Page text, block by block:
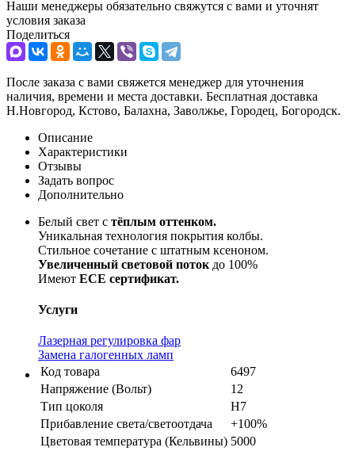
Наши менеджеры обязательно свяжутся с вами и уточнят
условия заказа
Поделиться
После заказа с вами свяжется менеджер для уточнения
наличия, времени и места доставки. Бесплатная доставка
Н.Новгород, Кстово, Балахна, Заволжье, Городец, Богородск.
Описание
Характеристики
Отзывы
Задать вопрос
Дополнительно
Белый свет с тёплым оттенком.
Уникальная технология покрытия колбы.
Стильное сочетание с штатным ксеноном.
Увеличенный световой поток до 100%
Имеют ECE сертификат.
Услуги
Лазерная регулировка фар
Замена галогенных ламп
Код товара
6497
Напряжение (Вольт)
12
Тип цоколя
H7
Прибавление света/светоотдача
+100%
Цветовая температура (Кельвины) 5000